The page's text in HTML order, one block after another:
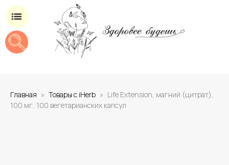
Главная Товары с iHerb
Life Extension, магний (цитрат),
100 мг, 100 вегетарианских капсул